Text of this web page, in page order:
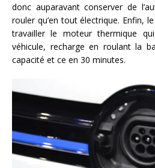
donc auparavant conserver de
rouler qu’en tout électrique. Enfin,
travailler le moteur thermique
véhicule, recharge en roulant la
capacité et ce en 30 minutes.